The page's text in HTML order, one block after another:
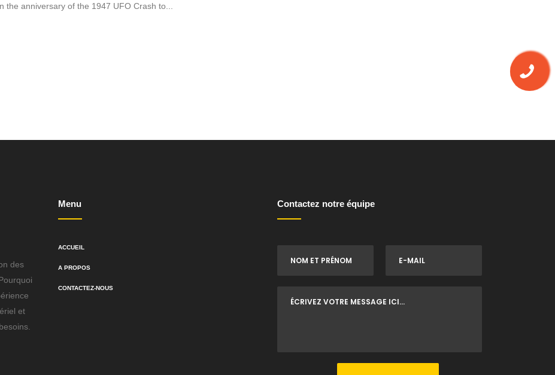
the anniversary of the 1947 UFO Crash to...
des
et
Menu
ACCUEIL
A PROPOS
CONTACTEZ-NOUS
Contactez notre équipe